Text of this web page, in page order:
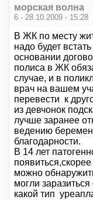
морская волна
6 - 28.10.2009 - 15:28
В ЖК по месту
надо будет
основании
полиса в ЖК
случае, и в
врач на вашем
перевести к
из девчонок
лучше заранее
ведению
благодарности.
В 14 лет
можно
могли
какой тип